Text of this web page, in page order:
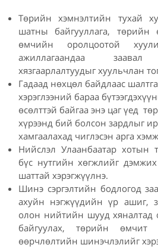
Төрийн хэмнэлтийн тухай
шатны байгууллага,
өмчийн оролцоотой
ажиллагаандаа
хязгаарлалтуудыг хуульчлан
Гадаад нөхцөл байдлаас
хэрэглээний бараа
өсөлттэй байгаа энэ цаг үед
хүрээнд бий болсон зардлыг
хамгаалахад чиглэсэн арга
Нийслэл Улаанбаатар хотын
бүс нутгийн хөгжлийг
шаттай хэрэгжүүлнэ.
Шинэ сэргэлтийн бодлогод
ахуйн нэгжүүдийн үр ашиг,
олон нийтийн шууд хяналтад
байгуулах, төрийн өмчит
өөрчлөлтийн шинэчлэлийг